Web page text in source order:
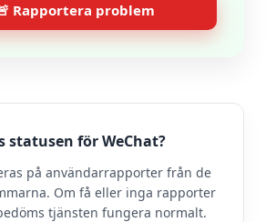
Rapportera problem
statusen för WeChat?
på användarrapporter från de
Om få eller inga rapporter
tjänsten fungera normalt.